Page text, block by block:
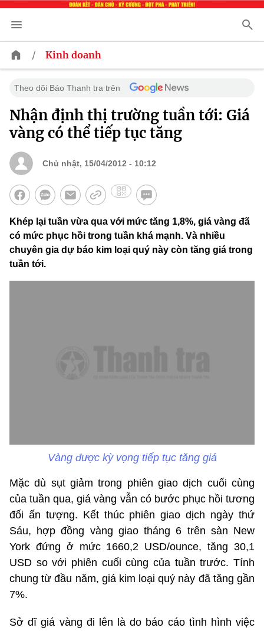
/ Kinh doanh
Theo dõi Báo Thanh tra trên
Nhận định thị trường tuần tới: Giá
vàng có thể tiếp tục tăng
Chủ nhật, 15/04/2012 - 10:12
Khép lại tuần vừa qua với mức tăng 1,8%, giá vàng đã
có mức phục hồi trong tuần khá mạnh. Và nhiều
chuyên gia dự báo kim loại quý này còn tăng giá trong
tuần tới.
Vàng được kỳ vọng tiếp tục tăng giá
Mặc dù sụt giảm trong phiên giao dịch cuối cùng
của tuần qua, giá vàng vẫn có bước phục hồi tương
đối ấn tượng. Kết thúc phiên giao dịch ngày thứ
Sáu, hợp đồng vàng giao tháng 6 trên sàn New
York đứng ở mức 1660,2 USD/ounce, tăng 30,1
USD so với phiên cuối cùng của tuần trước. Tính
chung từ đầu năm, giá kim loại quý này đã tăng gần
7%.
Sở dĩ giá vàng đi lên là do báo cáo tình hình việc